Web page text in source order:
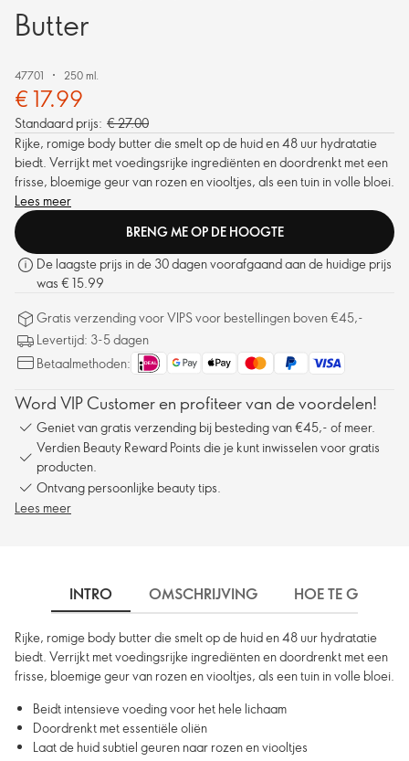
Butter
47701 250 ml.
€ 17.99
Standaard prijs: € 27.00
Rijke, romige body butter die smelt op de huid en 48 uur hydratatie
biedt. Verrijkt met voedingsrijke ingrediënten en doordrenkt met een
frisse, bloemige geur van rozen en viooltjes, als een tuin in volle bloei.
Lees meer
BRENG ME OP DE HOOGTE
De laagste prijs in de 30 dagen voorafgaand aan de huidige prijs
was € 15.99
Gratis verzending voor VIPS voor bestellingen boven €45,-
Levertijd: 3-5 dagen
Betaalmethoden:
Word VIP Customer en profiteer van de voordelen!
Geniet van gratis verzending bij besteding van €45,- of meer.
Verdien Beauty Reward Points die je kunt inwisselen voor gratis
producten.
Ontvang persoonlijke beauty tips.
Lees meer
INTRO OMSCHRIJVING HOE TE
Rijke, romige body butter die smelt op de huid en 48 uur hydratatie
biedt. Verrijkt met voedingsrijke ingrediënten en doordrenkt met een
frisse, bloemige geur van rozen en viooltjes, als een tuin in volle bloei.
Beidt intensieve voeding voor het hele lichaam
Doordrenkt met essentiële oliën
Laat de huid subtiel geuren naar rozen en viooltjes